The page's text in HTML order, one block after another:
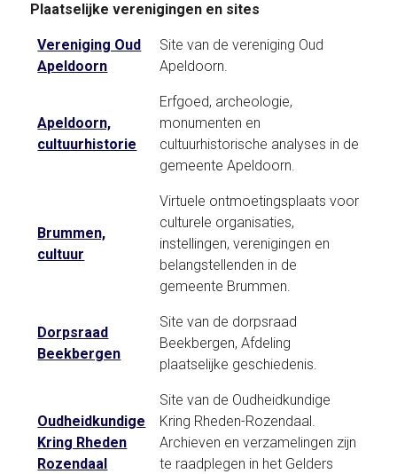
Plaatselijke verenigingen en sites
Vereniging Oud
Apeldoorn
Site van de vereniging Oud
Apeldoorn.
Apeldoorn,
cultuurhistorie
Erfgoed, archeologie,
monumenten en
cultuurhistorische analyses in de
gemeente Apeldoorn.
Brummen,
cultuur
Virtuele ontmoetingsplaats voor
culturele organisaties,
instellingen, verenigingen en
belangstellenden in de
gemeente Brummen.
Dorpsraad
Beekbergen
Site van de dorpsraad
Beekbergen, Afdeling
plaatselijke geschiedenis.
Oudheidkundige
Kring Rheden
Rozendaal
Site van de Oudheidkundige
Kring Rheden-Rozendaal.
Archieven en verzamelingen zijn
te raadplegen in het Gelders